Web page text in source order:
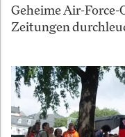
Geheime Air-
Zeitungen